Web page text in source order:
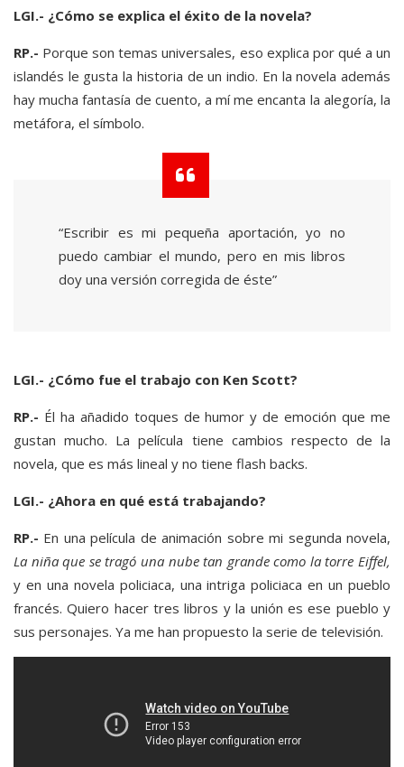
LGI.- ¿Cómo se explica el éxito de la novela?
RP.- Porque son temas universales, eso explica por qué a un
islandés le gusta la historia de un indio. En la novela además
hay mucha fantasía de cuento, a mí me encanta la alegoría, la
metáfora, el símbolo.
“Escribir es mi pequeña aportación, yo no
puedo cambiar el mundo, pero en mis libros
doy una versión corregida de éste”
LGI.- ¿Cómo fue el trabajo con Ken Scott?
RP.- Él ha añadido toques de humor y de emoción que me
gustan mucho. La película tiene cambios respecto de la
novela, que es más lineal y no tiene flash backs.
LGI.- ¿Ahora en qué está trabajando?
RP.- En una película de animación sobre mi segunda novela,
La niña que se tragó una nube tan grande como la torre Eiffel,
y en una novela policiaca, una intriga policiaca en un pueblo
francés. Quiero hacer tres libros y la unión es ese pueblo y
sus personajes. Ya me han propuesto la serie de televisión.